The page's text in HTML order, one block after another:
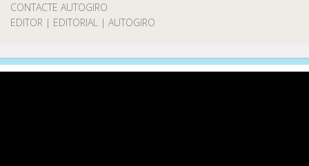
CONTACTE AUTOGIRO
EDITOR | EDITORIAL | AUTOGIRO